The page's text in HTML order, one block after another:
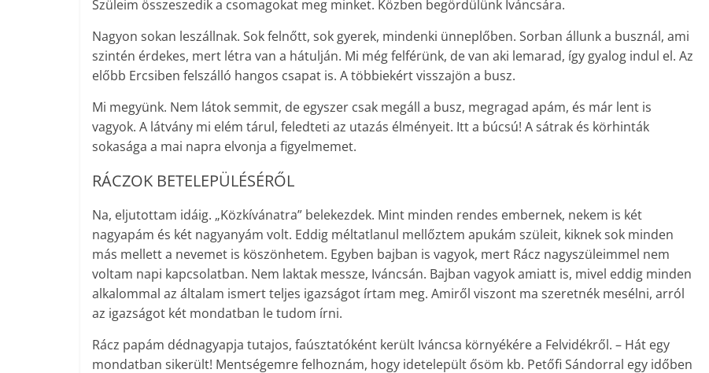
Szüleim összeszedik a csomagokat meg minket. Közben begördülünk Iváncsára.
Nagyon sokan leszállnak. Sok felnőtt, sok gyerek, mindenki ünneplőben. Sorban állunk a busznál, ami
szintén érdekes, mert létra van a hátulján. Mi még felférünk, de van aki lemarad, így gyalog indul el. Az
előbb Ercsiben felszálló hangos csapat is. A többiekért visszajön a busz.
Mi megyünk. Nem látok semmit, de egyszer csak megáll a busz, megragad apám, és már lent is
vagyok. A látvány mi elém tárul, feledteti az utazás élményeit. Itt a búcsú! A sátrak és körhinták
sokasága a mai napra elvonja a figyelmemet.
RÁCZOK BETELEPÜLÉSÉRŐL
Na, eljutottam idáig. „Közkívánatra” belekezdek. Mint minden rendes embernek, nekem is két
nagyapám és két nagyanyám volt. Eddig méltatlanul mellőztem apukám szüleit, kiknek sok minden
más mellett a nevemet is köszönhetem. Egyben bajban is vagyok, mert Rácz nagyszüleimmel nem
voltam napi kapcsolatban. Nem laktak messze, Iváncsán. Bajban vagyok amiatt is, mivel eddig minden
alkalommal az általam ismert teljes igazságot írtam meg. Amiről viszont ma szeretnék mesélni, arról
az igazságot két mondatban le tudom írni.
Rácz papám dédnagyapja tutajos, faúsztatóként került Iváncsa környékére a Felvidékről. – Hát egy
mondatban sikerült! Mentségemre felhoznám, hogy idetelepült ősöm kb. Petőfi Sándorral egy időben